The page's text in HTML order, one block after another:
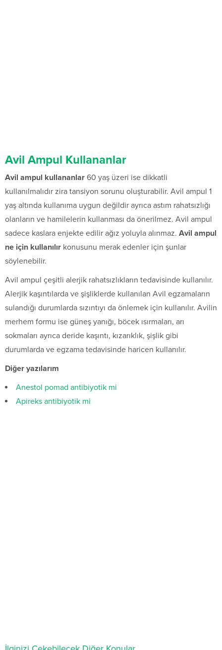
Avil Ampul Kullananlar
Avil ampul kullananlar 60 yaş üzeri ise dikkatli
kullanılmalıdır zira tansiyon sorunu oluşturabilir. Avil ampul 1
yaş altında kullanıma uygun değildir ayrıca astım rahatsızlığı
olanların ve hamilelerin kullanması da önerilmez. Avil ampul
sadece kaslara enjekte edilir ağız yoluyla alınmaz. Avil ampul
ne için kullanılır konusunu merak edenler için şunlar
söylenebilir.
Avil ampul çeşitli alerjik rahatsızlıkların tedavisinde kullanılır.
Alerjik kaşıntılarda ve şişliklerde kullanılan Avil egzamaların
sulandığı durumlarda sızıntıyı da önlemek için kullanılır. Avilin
merhem formu ise güneş yanığı, böcek ısırmaları, arı
sokmaları ayrıca deride kaşıntı, kızarıklık, şişlik gibi
durumlarda ve egzama tedavisinde haricen kullanılır.
Diğer yazılarım
Anestol pomad antibiyotik mi
Apireks antibiyotik mi